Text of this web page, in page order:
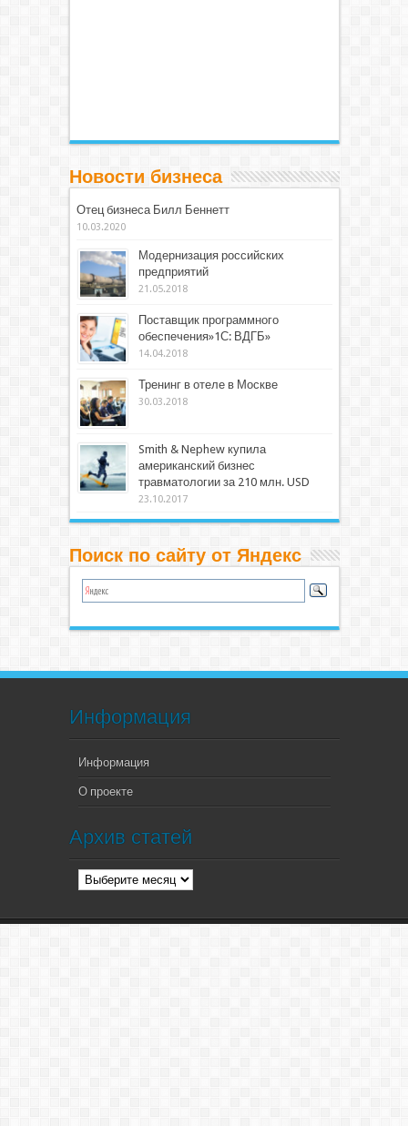
Новости бизнеса
Отец бизнеса Билл Беннетт
10.03.2020
Модернизация российских
предприятий
21.05.2018
Поставщик программного
обеспечения»1С: ВДГБ»
14.04.2018
Тренинг в отеле в Москве
30.03.2018
Smith & Nephew купила
американский бизнес
травматологии за 210 млн. USD
23.10.2017
Поиск по сайту от Яндекс
Информация
Информация
О проекте
Архив статей
Архив
статей